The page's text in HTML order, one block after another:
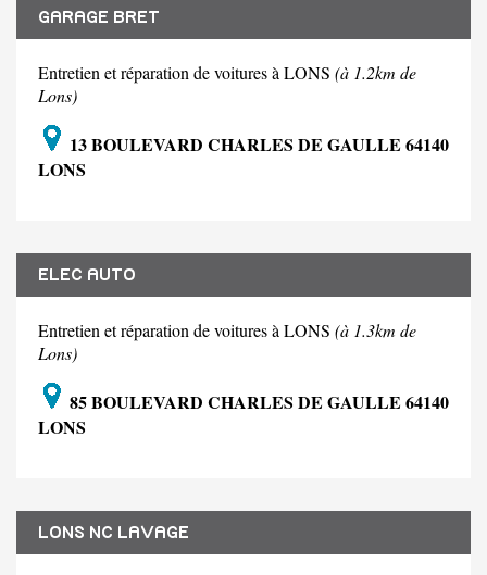
GARAGE BRET
Entretien et réparation de voitures à LONS (à 1.2km de
Lons)
13 BOULEVARD CHARLES DE GAULLE 64140
LONS
ELEC AUTO
Entretien et réparation de voitures à LONS (à 1.3km de
Lons)
85 BOULEVARD CHARLES DE GAULLE 64140
LONS
LONS NC LAVAGE